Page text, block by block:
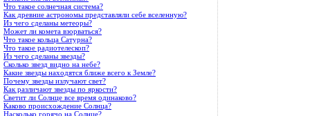
Что такое солнечная система?
Как древние астрономы представляли себе вселенную?
Из чего сделаны метеоры?
Может ли комета взорваться?
Что такое кольца Сатурна?
Что такое радиотелескоп?
Из чего сделаны звезды?
Сколько звезд видно на небе?
Какие звезды находятся ближе всего к Земле?
Почему звезды излучают свет?
Как различают звезды по яркости?
Светит ли Солнце все время одинаково?
Каково происхождение Солнца?
Насколько горячо на Солнце?